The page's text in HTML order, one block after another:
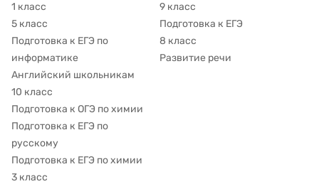
1 класс
5 класс
Подготовка к ЕГЭ по
информатике
Английский школьникам
10 класс
Подготовка к ОГЭ по химии
Подготовка к ЕГЭ по
русскому
Подготовка к ЕГЭ по химии
3 класс
9 класс
Подготовка к ЕГЭ
8 класс
Развитие речи